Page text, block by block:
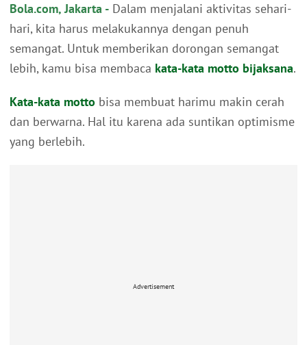
Bola.com, Jakarta - Dalam menjalani aktivitas sehari-
hari, kita harus melakukannya dengan penuh
semangat. Untuk memberikan dorongan semangat
lebih, kamu bisa membaca kata-kata motto bijaksana.
Kata-kata motto bisa membuat harimu makin cerah
dan berwarna. Hal itu karena ada suntikan optimisme
yang berlebih.
Advertisement